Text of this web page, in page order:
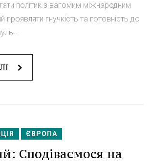
політик з вагомим міжнародним
проявляти гнучкість та готовність до
ЄВРОПА
Сподіваємося на